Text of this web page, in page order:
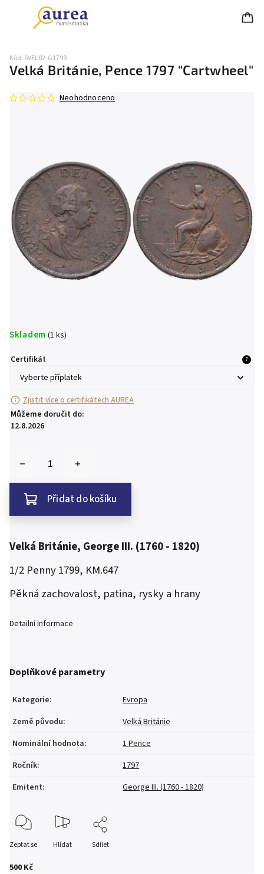
Velká Británie, Pence 1797 "Cartwheel"
Kód: SVEL82-G1799
Neohodnoceno
500 Kč
Skladem (1 ks)
Certifikát ?
Zjistit více o certifikátech AUREA
Můžeme doručit do:
12.8.2026
Přidat do košíku
Velká Británie, George III. (1760 - 1820)
1/2 Penny 1799, KM.647
Pěkná zachovalost, patina, rysky a hrany
Detailní informace
Doplňkové parametry
Kategorie:
Evropa
Země původu:
Velká Británie
Nominální hodnota:
1 Pence
Ročník:
1797
Emitent: George III. (1760 - 1820)
Zeptat se Hlídat Sdílet